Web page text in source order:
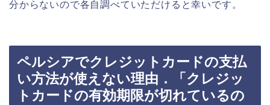
分からないので各自調べていただけると幸いです。
ペルシアでクレジットカードの支払
い方法が使えない理由．「クレジッ
トカードの有効期限が切れているの